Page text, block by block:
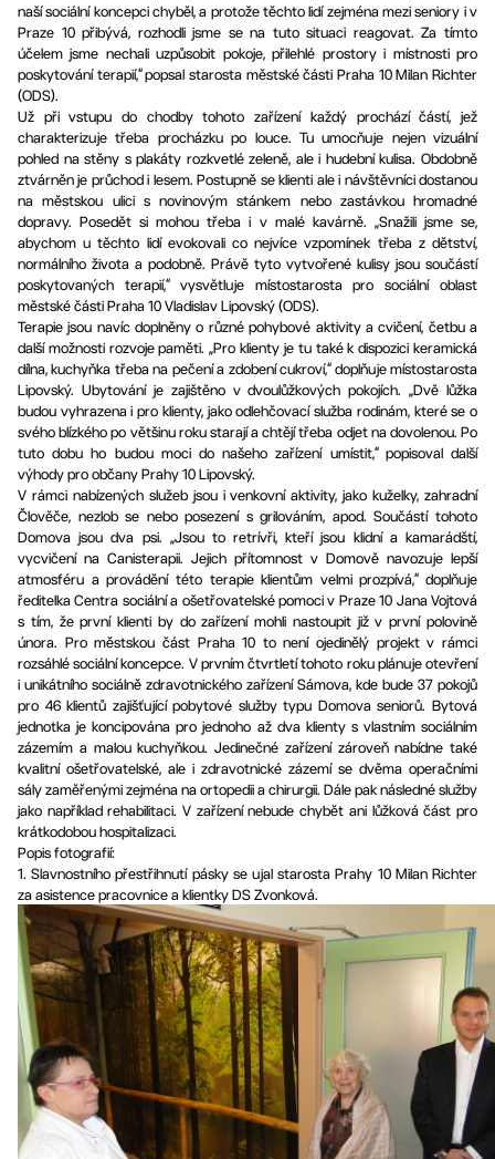
naší sociální koncepci chyběl, a protože těchto lidí zejména mezi seniory i v
Praze 10 přibývá, rozhodli jsme se na tuto situaci reagovat. Za tímto
účelem jsme nechali uzpůsobit pokoje, přilehlé prostory i místnosti pro
poskytování terapií,“ popsal starosta městské části Praha 10 Milan Richter
(ODS).
Už při vstupu do chodby tohoto zařízení každý prochází částí, jež
charakterizuje třeba procházku po louce. Tu umocňuje nejen vizuální
pohled na stěny s plakáty rozkvetlé zeleně, ale i hudební kulisa. Obdobně
ztvárněn je průchod i lesem. Postupně se klienti ale i návštěvníci dostanou
na městskou ulici s novinovým stánkem nebo zastávkou hromadné
dopravy. Posedět si mohou třeba i v malé kavárně. „Snažili jsme se,
abychom u těchto lidí evokovali co nejvíce vzpomínek třeba z dětství,
normálního života a podobně. Právě tyto vytvořené kulisy jsou součástí
poskytovaných terapií,“ vysvětluje místostarosta pro sociální oblast
městské části Praha 10 Vladislav Lipovský (ODS).
Terapie jsou navíc doplněny o různé pohybové aktivity a cvičení, četbu a
další možnosti rozvoje paměti. „Pro klienty je tu také k dispozici keramická
dílna, kuchyňka třeba na pečení a zdobení cukroví,“ doplňuje místostarosta
Lipovský. Ubytování je zajištěno v dvoulůžkových pokojích. „Dvě lůžka
budou vyhrazena i pro klienty, jako odlehčovací služba rodinám, které se o
svého blízkého po většinu roku starají a chtějí třeba odjet na dovolenou. Po
tuto dobu ho budou moci do našeho zařízení umístit,“ popisoval další
výhody pro občany Prahy 10 Lipovský.
V rámci nabízených služeb jsou i venkovní aktivity, jako kuželky, zahradní
Člověče, nezlob se nebo posezení s grilováním, apod. Součástí tohoto
Domova jsou dva psi. „Jsou to retrívři, kteří jsou klidní a kamarádští,
vycvičení na Canisterapii. Jejich přítomnost v Domově navozuje lepší
atmosféru a provádění této terapie klientům velmi prozpívá,“ doplňuje
ředitelka Centra sociální a ošetřovatelské pomoci v Praze 10 Jana Vojtová
s tím, že první klienti by do zařízení mohli nastoupit již v první polovině
února. Pro městskou část Praha 10 to není ojedinělý projekt v rámci
rozsáhlé sociální koncepce. V prvním čtvrtletí tohoto roku plánuje otevření
i unikátního sociálně zdravotnického zařízení Sámova, kde bude 37 pokojů
pro 46 klientů zajišťující pobytové služby typu Domova seniorů. Bytová
jednotka je koncipována pro jednoho až dva klienty s vlastním sociálním
zázemím a malou kuchyňkou. Jedinečné zařízení zároveň nabídne také
kvalitní ošetřovatelské, ale i zdravotnické zázemí se dvěma operačními
sály zaměřenými zejména na ortopedii a chirurgii. Dále pak následné služby
jako například rehabilitaci. V zařízení nebude chybět ani lůžková část pro
krátkodobou hospitalizaci.
Popis fotografií:
1. Slavnostního přestřihnutí pásky se ujal starosta Prahy 10 Milan Richter
za asistence pracovnice a klientky DS Zvonková.